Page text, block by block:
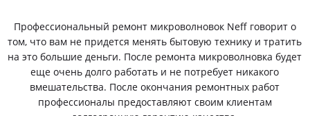
Профессиональный ремонт микроволновок Neff говорит о
том, что вам не придется менять бытовую технику и тратить
на это большие деньги. После ремонта микроволновка будет
еще очень долго работать и не потребует никакого
вмешательства. После окончания ремонтных работ
профессионалы предоставляют своим клиентам